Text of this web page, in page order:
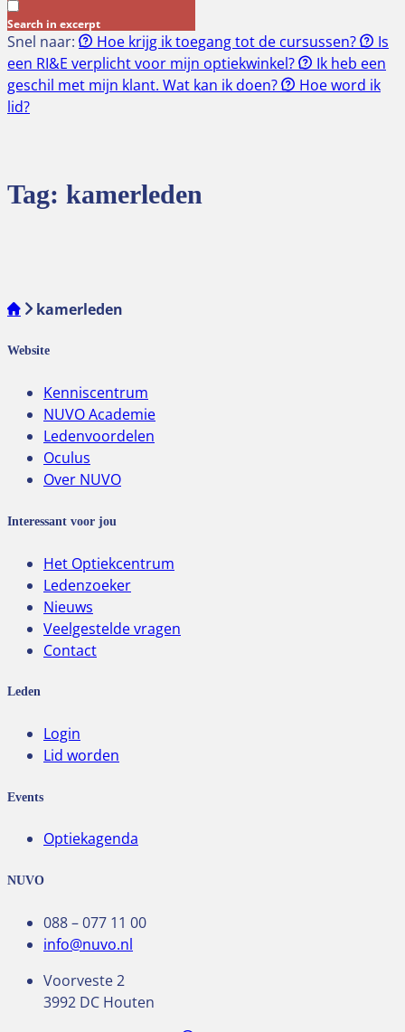
Search in excerpt
Snel naar: Hoe krijg ik toegang tot de cursussen?
Is
een RI&E verplicht voor mijn optiekwinkel?
Ik heb een
geschil met mijn klant. Wat kan ik doen?
Hoe word ik
lid?
Tag: kamerleden
kamerleden
Website
Kenniscentrum
NUVO Academie
Ledenvoordelen
Oculus
Over NUVO
Interessant voor jou
Het Optiekcentrum
Ledenzoeker
Nieuws
Veelgestelde vragen
Contact
Leden
Login
Lid worden
Events
Optiekagenda
NUVO
088 – 077 11 00
info@nuvo.nl
Voorveste 2
3992 DC Houten